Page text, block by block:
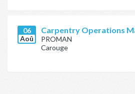
06
Aoû
Carpentry Operations
PROMAN
Carouge